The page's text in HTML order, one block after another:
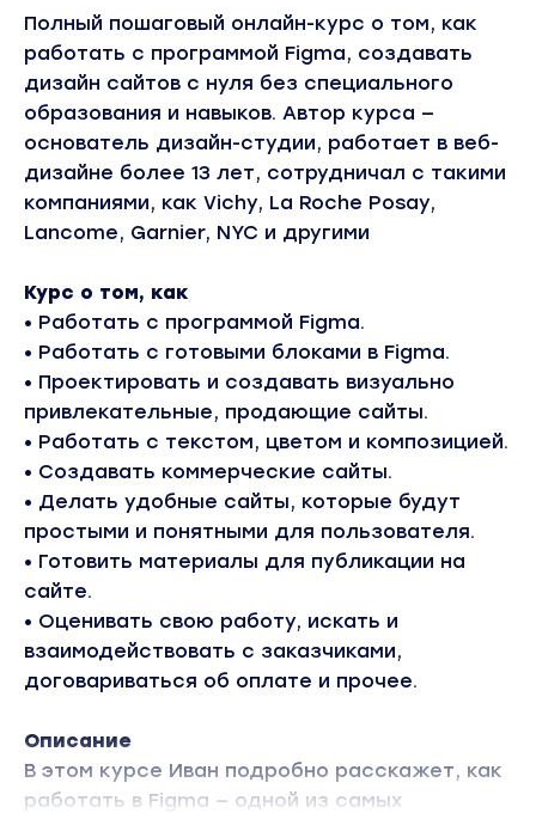
Полный пошаговый онлайн-курс о том, как
работать с программой Figma, создавать
дизайн сайтов с нуля без специального
образования и навыков. Автор курса —
основатель дизайн-студии, работает в веб-
дизайне более 13 лет, сотрудничал с такими
компаниями, как Vichy, La Roche Posay,
Lancome, Garnier, NYC и другими
Курс о том, как
• Работать с программой Figma.
• Работать с готовыми блоками в Figma.
• Проектировать и создавать визуально
привлекательные, продающие сайты.
• Работать с текстом, цветом и композицией.
• Создавать коммерческие сайты.
• Делать удобные сайты, которые будут
простыми и понятными для пользователя.
• Готовить материалы для публикации на
сайте.
• Оценивать свою работу, искать и
взаимодействовать с заказчиками,
договариваться об оплате и прочее.
Описание
В этом курсе Иван подробно расскажет, как
работать в Figma — одной из самых